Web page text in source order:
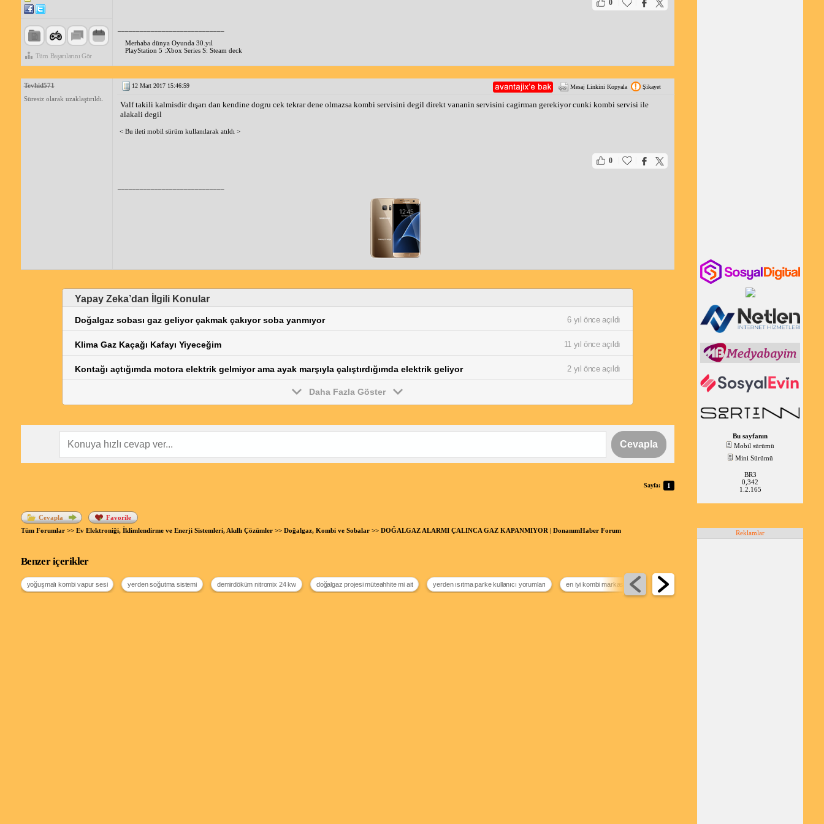
Tüm Başarılarını Gör
0
Merhaba dünya Oyunda 30.yıl
PlayStation 5 :Xbox Series S: Steam deck
Tevhid571
Süresiz olarak uzaklaştırıldı.
12 Mart 2017 15:46:59 Mesaj Linkini Kopyala Şikayet
Valf takili kalmisdir dışarı dan kendine dogru cek tekrar dene olmazsa kombi servisini degil direkt vananin servisini cagirman gerekiyor cunki kombi servisi ile
alakali degil
< Bu ileti mobil sürüm kullanılarak atıldı >
0
Yapay Zeka’dan İlgili Konular
Doğalgaz sobası gaz geliyor çakmak çakıyor soba yanmıyor 6 yıl önce açıldı
Klima Gaz Kaçağı Kafayı Yiyeceğim 11 yıl önce açıldı
Kontağı açtığımda motora elektrik gelmiyor ama ayak marşıyla çalıştırdığımda elektrik geliyor 2 yıl önce açıldı
Daha Fazla Göster
Cevapla
Sayfa: 1
Cevapla
Favorile
Tüm Forumlar>> Ev Elektroniği, İklimlendirme ve Enerji Sistemleri, Akıllı Çözümler>> Doğalgaz, Kombi ve Sobalar>> DOĞALGAZ ALARMI ÇALINCA GAZ KAPANMIYOR | DonanımHaber Forum
Benzer içerikler
yoğuşmalı kombi vapur sesi yerden soğutma sistemi demirdöküm nitromix 24 kw doğalgaz projesi müteahhite mi ait yerden ısıtma parke kullanıcı yorumları en iyi kombi markası elektrikli şofben
Bu sayfanın
Mobil sürümü
Mini Sürümü
BR3
0,342
1.2.165
Reklamlar